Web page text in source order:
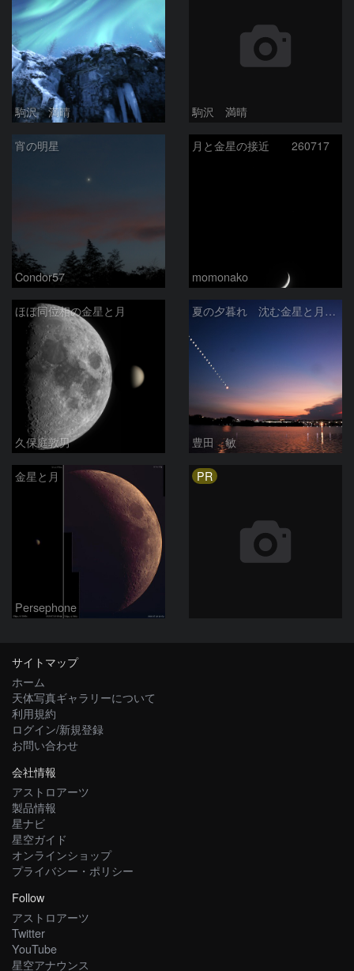
駒沢 満晴 駒沢 満晴
宵の明星
Condor57
月と金星の接近 260717
momonako
ほぼ同位相の金星と月
久保庭敦男
夏の夕暮れ 沈む金星と月 2026/7/20
豊田 敏
金星と月
Persephone
PR
サイトマップ
ホーム
天体写真ギャラリーについて
利用規約
ログイン/新規登録
お問い合わせ
会社情報
アストロアーツ
製品情報
星ナビ
星空ガイド
オンラインショップ
プライバシー・ポリシー
Follow
アストロアーツ
Twitter
YouTube
星空アナウンス